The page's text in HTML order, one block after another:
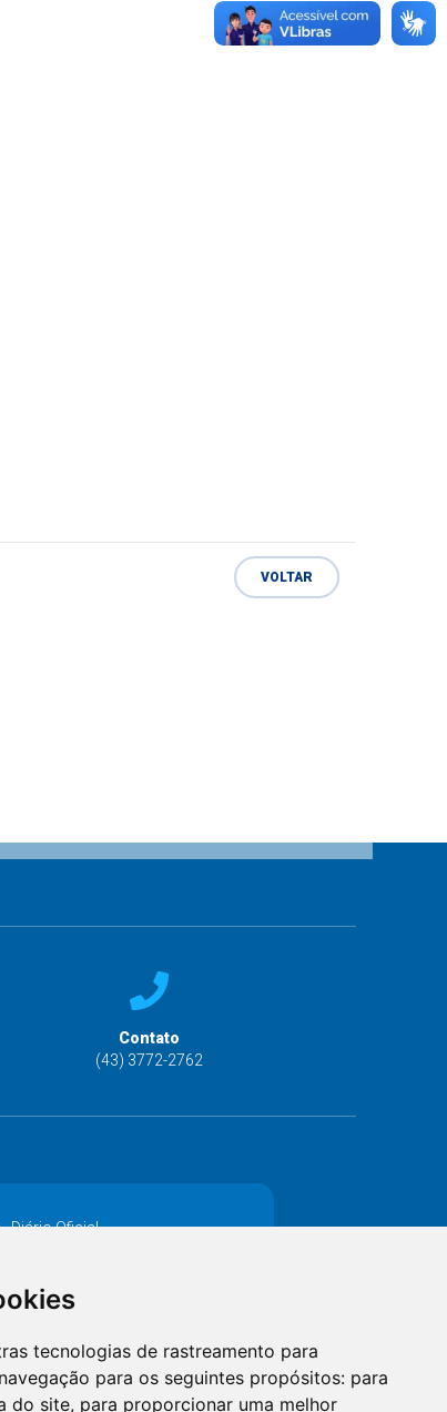
tecnologias de rastreamento para
para os seguintes propósitos: para
do site, para proporcionar uma melhor
VOLTAR
Contato
(43) 3772-2762
Diário Oficial
Catalogo Eletrônico de Padronização